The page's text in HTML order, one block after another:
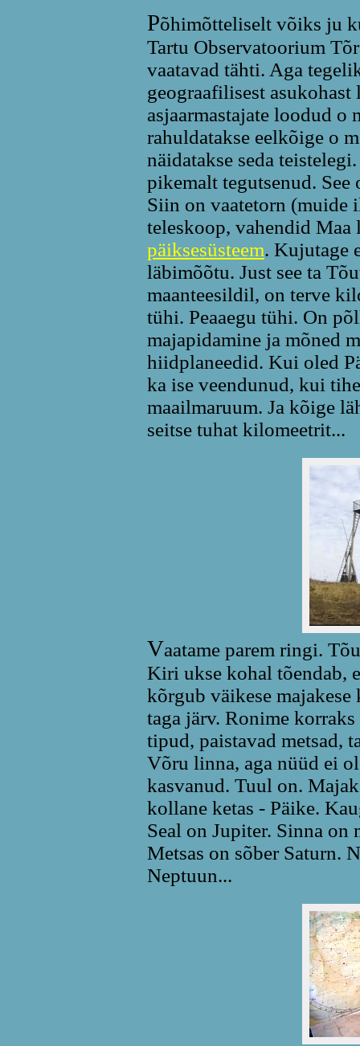
Põhimõtteliselt võiks ju
Tartu Observatoorium
vaatavad tähti. Aga
geograafilisest
asjaarmastajate loodud o
rahuldatakse eelkõige o
näidatakse seda
pikemalt tegutsenud. See
Siin on vaatetorn (muide
teleskoop, vahendid
päiksesüsteem. Kujutage
läbimõõtu. Just see ta
maanteesildil, on terve
tühi. Peaaegu tühi. On
majapidamine ja mõned
hiidplaneedid. Kui oled
ka ise veendunud, kui
maailmaruum. Ja kõige
seitse tuhat kilomeetrit...
Vaatame parem ringi.
Kiri ukse kohal tõendab,
kõrgub väikese
taga järv. Ronime
tipud, paistavad metsad,
Võru linna, aga nüüd ei
kasvanud. Tuul on.
kollane ketas - Päike.
Seal on Jupiter. Sinna
Metsas on sõber Saturn.
Neptuun...